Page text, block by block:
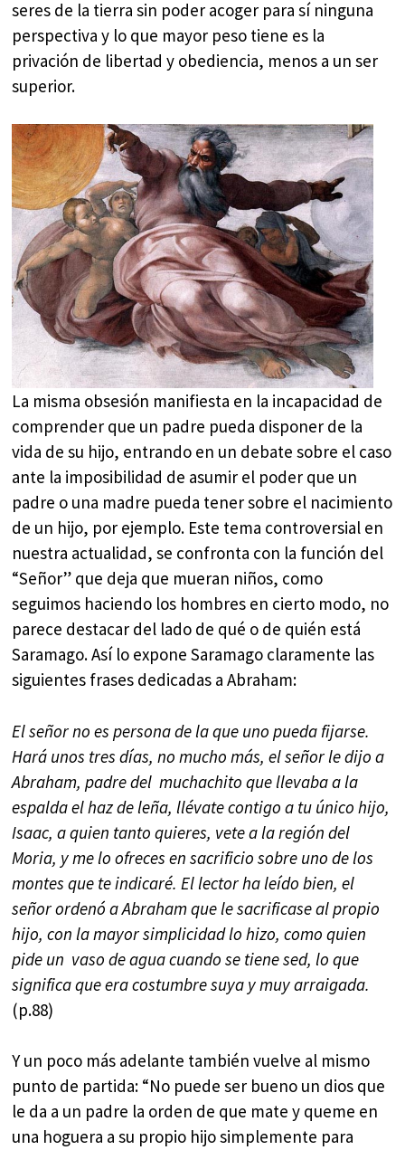
seres de la tierra sin poder acoger para sí ninguna
perspectiva y lo que mayor peso tiene es la
privación de libertad y obediencia, menos a un ser
superior.
La misma obsesión manifiesta en la incapacidad de
comprender que un padre pueda disponer de la
vida de su hijo, entrando en un debate sobre el caso
ante la imposibilidad de asumir el poder que un
padre o una madre pueda tener sobre el nacimiento
de un hijo, por ejemplo. Este tema controversial en
nuestra actualidad, se confronta con la función del
“Señor” que deja que mueran niños, como
seguimos haciendo los hombres en cierto modo, no
parece destacar del lado de qué o de quién está
Saramago. Así lo expone Saramago claramente las
siguientes frases dedicadas a Abraham:
El señor no es persona de la que uno pueda fijarse.
Hará unos tres días, no mucho más, el señor le dijo a
Abraham, padre del muchachito que llevaba a la
espalda el haz de leña, llévate contigo a tu único hijo,
Isaac, a quien tanto quieres, vete a la región del
Moria, y me lo ofreces en sacrificio sobre uno de los
montes que te indicaré. El lector ha leído bien, el
señor ordenó a Abraham que le sacrificase al propio
hijo, con la mayor simplicidad lo hizo, como quien
pide un vaso de agua cuando se tiene sed, lo que
significa que era costumbre suya y muy arraigada.
(p.88)
Y un poco más adelante también vuelve al mismo
punto de partida: “No puede ser bueno un dios que
le da a un padre la orden de que mate y queme en
una hoguera a su propio hijo simplemente para